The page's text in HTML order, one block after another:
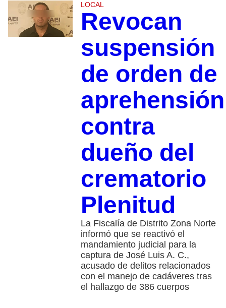
LOCAL
Revocan
suspensión
de orden de
aprehensión
contra
dueño del
crematorio
Plenitud
La Fiscalía de Distrito Zona Norte
informó que se reactivó el
mandamiento judicial para la
captura de José Luis A. C.,
acusado de delitos relacionados
con el manejo de cadáveres tras
el hallazgo de 386 cuerpos